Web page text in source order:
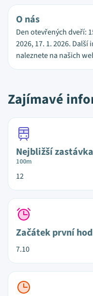
O nás
Den otevřených dveří:
2026, 17. 1. 2026.
naleznete na našich
Zajímavé
Nejbližší
100m
12
Začátek první
7.10